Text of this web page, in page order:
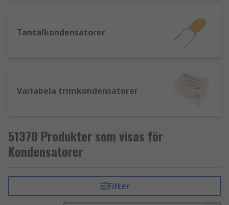
Tantalkondensatorer
Variabela trimkondensatorer
51370 Produkter som visas för
Kondensatorer
Filter